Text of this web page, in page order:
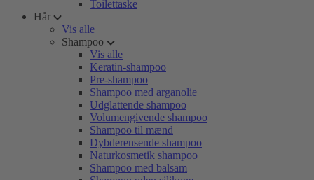
Toilettaske
Hår
Vis alle
Shampoo
Vis alle
Keratin-shampoo
Pre-shampoo
Shampoo med arganolie
Udglattende shampoo
Volumengivende shampoo
Shampoo til mænd
Dybderensende shampoo
Naturkosmetik shampoo
Shampoo med balsam